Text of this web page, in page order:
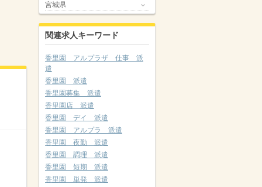
宮城県
関連求人キーワード
香里園 アルプラザ 仕事 派
遣
香里園 派遣
香里園募集 派遣
香里園店 派遣
香里園 デイ 派遣
香里園 アルプラ 派遣
香里園 夜勤 派遣
香里園 調理 派遣
香里園 短期 派遣
香里園 単発 派遣